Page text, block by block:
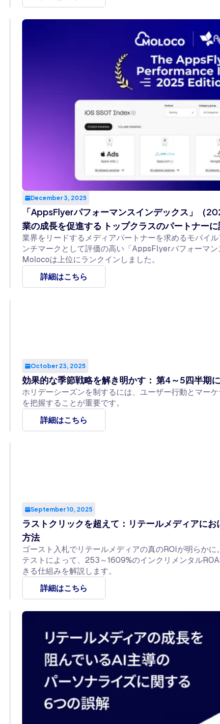
December 3, 2025
「AppsFlyerパフォーマンスインデックス」（
業の成長を促進する トップクラスのパートナー
業界をリードするメディアパートナーを求めるモバイ
ンチマークとして評価の高い「AppsFlyerパフォーマ
Molocoは上位にランクインしました。
詳細はこちら
October 23, 2025
効果的な季節戦略を解き明かす： 第4～5四半期
ホリデーシーズンを制するには、ユーザー行動とマー
を把握することが重要です。
詳細はこちら
September 10, 2025
ラストクリックを超えて：リテールメディアに
方法
ゴースト入札でリテールメディアの真のROIが明らか
テストによって、253～1609%のインクリメンタル
きる仕組みを解説します。
詳細はこちら